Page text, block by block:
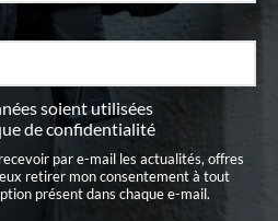
soient utilisées
de confidentialité
par e-mail les actualités, offres
retirer mon consentement à tout
présent dans chaque e-mail.